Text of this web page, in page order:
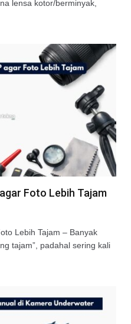
lensa kotor/berminyak,
Foto Lebih Tajam
Lebih Tajam – Banyak
tajam”, padahal sering kali